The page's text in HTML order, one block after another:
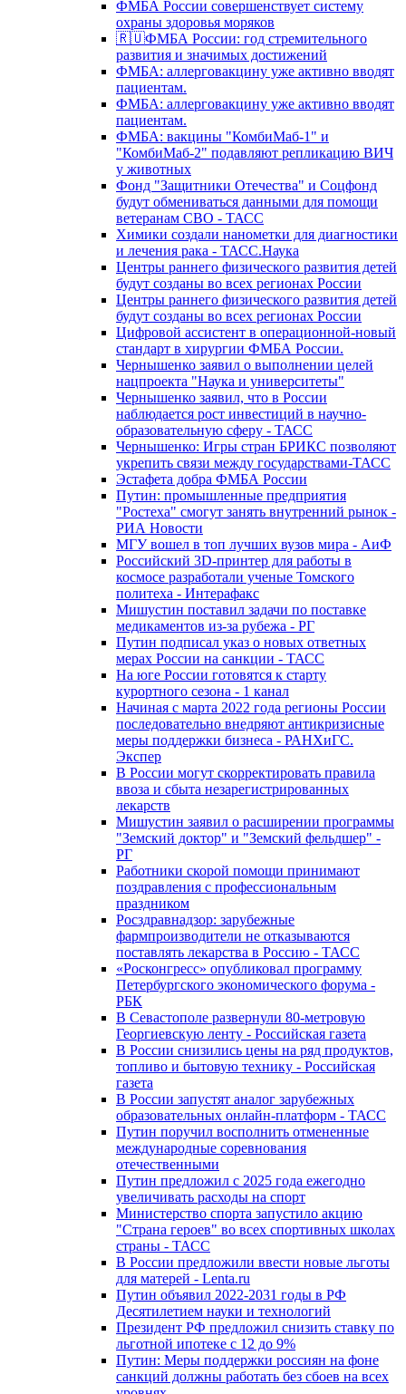
ФМБА России совершенствует систему
охраны здоровья моряков
🇷🇺ФМБА России: год стремительного
развития и значимых достижений
ФМБА: аллерговакцину уже активно вводят
пациентам.
ФМБА: аллерговакцину уже активно вводят
пациентам.
ФМБА: вакцины "КомбиМаб-1" и
"КомбиМаб-2" подавляют репликацию ВИЧ
у животных
Фонд "Защитники Отечества" и Соцфонд
будут обмениваться данными для помощи
ветеранам СВО - ТАСС
Химики создали нанометки для диагностики
и лечения рака - ТАСС.Наука
Центры раннего физического развития детей
будут созданы во всех регионах России
Центры раннего физического развития детей
будут созданы во всех регионах России
Цифровой ассистент в операционной-новый
стандарт в хирургии ФМБА России.
Чернышенко заявил о выполнении целей
нацпроекта "Наука и университеты"
Чернышенко заявил, что в России
наблюдается рост инвестиций в научно-
образовательную сферу - ТАСС
Чернышенко: Игры стран БРИКС позволяют
укрепить связи между государствами-ТАСС
Эстафета добра ФМБА России
Путин: промышленные предприятия
"Ростеха" смогут занять внутренний рынок -
РИА Новости
МГУ вошел в топ лучших вузов мира - АиФ
Российский 3D-принтер для работы в
космосе разработали ученые Томского
политеха - Интерафакс
Мишустин поставил задачи по поставке
медикаментов из-за рубежа - РГ
Путин подписал указ о новых ответных
мерах России на санкции - ТАСС
На юге России готовятся к старту
курортного сезона - 1 канал
Начиная с марта 2022 года регионы России
последовательно внедряют антикризисные
меры поддержки бизнеса - РАНХиГС.
Экспер
В России могут скорректировать правила
ввоза и сбыта незарегистрированных
лекарств
Мишустин заявил о расширении программы
"Земский доктор" и "Земский фельдшер" -
РГ
Работники скорой помощи принимают
поздравления с профессиональным
праздником
Росздравнадзор: зарубежные
фармпроизводители не отказываются
поставлять лекарства в Россию - ТАСС
«Росконгресс» опубликовал программу
Петербургского экономического форума -
РБК
В Севастополе развернули 80-метровую
Георгиевскую ленту - Российская газета
В России снизились цены на ряд продуктов,
топливо и бытовую технику - Российская
газета
В России запустят аналог зарубежных
образовательных онлайн-платформ - ТАСС
Путин поручил восполнить отмененные
международные соревнования
отечественными
Путин предложил с 2025 года ежегодно
увеличивать расходы на спорт
Министерство спорта запустило акцию
"Страна героев" во всех спортивных школах
страны - ТАСС
В России предложили ввести новые льготы
для матерей - Lenta.ru
Путин объявил 2022-2031 годы в РФ
Десятилетием науки и технологий
Президент РФ предложил снизить ставку по
льготной ипотеке с 12 до 9%
Путин: Меры поддержки россиян на фоне
санкций должны работать без сбоев на всех